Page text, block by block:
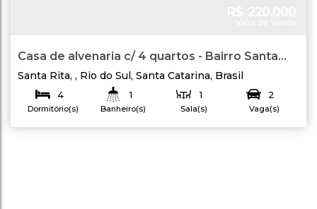
Casa de alvenaria c/ 4 quartos - Bairro Santa
Rita - Rio do Sul
Santa Rita , Rio do Sul, Santa Catarina, Brasil
4
Dormitório(s)
1
Banheiro(s)
1
Sala(s)
2
Vaga(s)
Útil:127.00m² Terreno:248.64m²